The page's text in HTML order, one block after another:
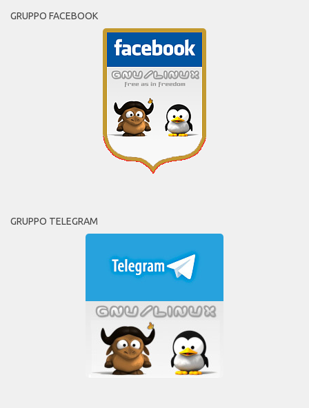
GRUPPO FACEBOOK
GRUPPO TELEGRAM